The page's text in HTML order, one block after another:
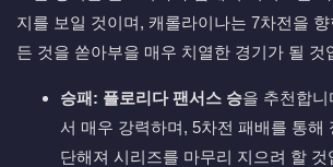
지를 보일 것이며, 캐롤라이나는 7차전을
든 것을 쏟아부을 매우 치열한 경기가 될 것
승패: 플로리다 팬서스 승을 추천합
서 매우 강력하며, 5차전 패배를 통해
단해져 시리즈를 마무리 지으려 할 것